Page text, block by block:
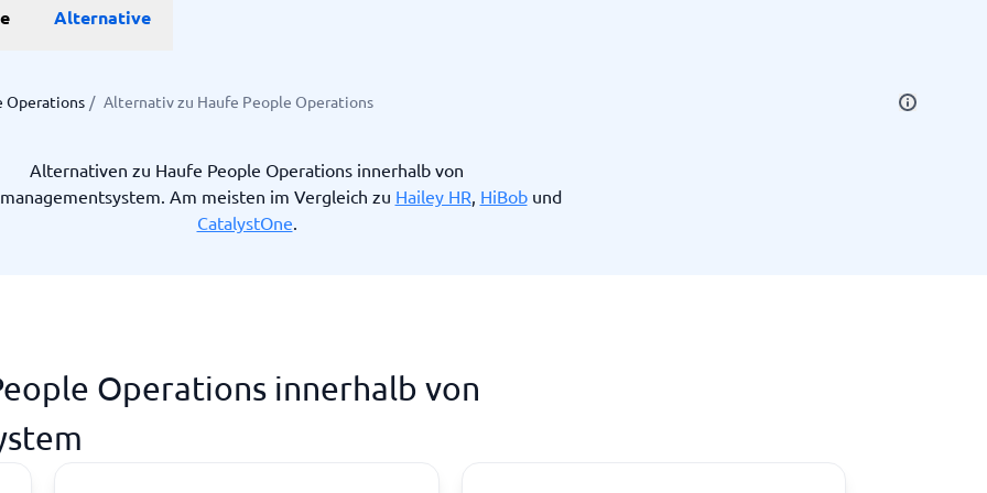
Alternative
Operations / Alternativ zu Haufe People Operations
Alternativen zu Haufe People Operations innerhalb von
Am meisten im Vergleich zu Hailey HR, HiBobund
CatalystOne.
Operations innerhalb von